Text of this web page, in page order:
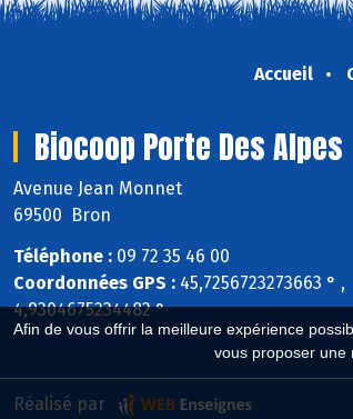
Afin de vous offrir la meilleure expérience
vous proposer une
Accueil
Biocoop Porte Des Alpes
Avenue Jean Monnet
69500 Bron
Téléphone : 09 72 35 46 00
Coordonnées GPS : 45,7256723273663 ° ,
4,9304675234482 °
Réalisé par